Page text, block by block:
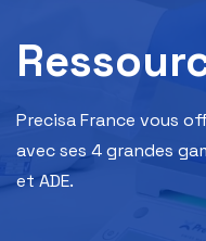
Precisa France vous
avec ses 4 grandes
et ADE.